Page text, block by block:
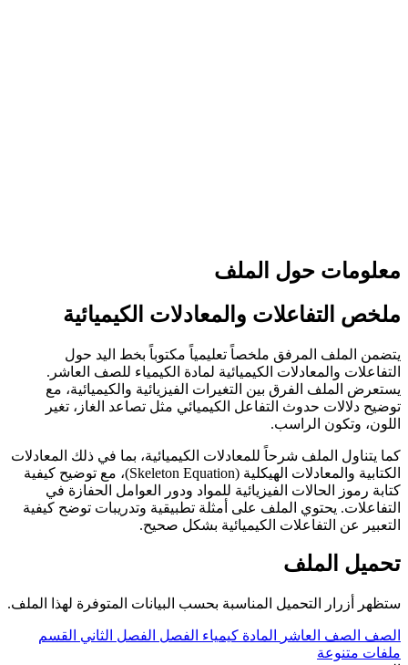
معلومات حول الملف
ملخص التفاعلات والمعادلات الكيميائية
يتضمن الملف المرفق ملخصاً تعليمياً مكتوباً بخط اليد حول
التفاعلات والمعادلات الكيميائية لمادة الكيمياء للصف العاشر.
يستعرض الملف الفرق بين التغيرات الفيزيائية والكيميائية، مع
توضيح دلالات حدوث التفاعل الكيميائي مثل تصاعد الغاز، تغير
اللون، وتكون الراسب.
كما يتناول الملف شرحاً للمعادلات الكيميائية، بما في ذلك المعادلات
الكتابية والمعادلات الهيكلية (Skeleton Equation)، مع توضيح كيفية
كتابة رموز الحالات الفيزيائية للمواد ودور العوامل الحفازة في
التفاعلات. يحتوي الملف على أمثلة تطبيقية وتدريبات توضح كيفية
التعبير عن التفاعلات الكيميائية بشكل صحيح.
تحميل الملف
ستظهر أزرار التحميل المناسبة بحسب البيانات المتوفرة لهذا الملف.
الصف الصف العاشر المادة كيمياء الفصل الفصل الثاني
القسم
ملفات متنوعة